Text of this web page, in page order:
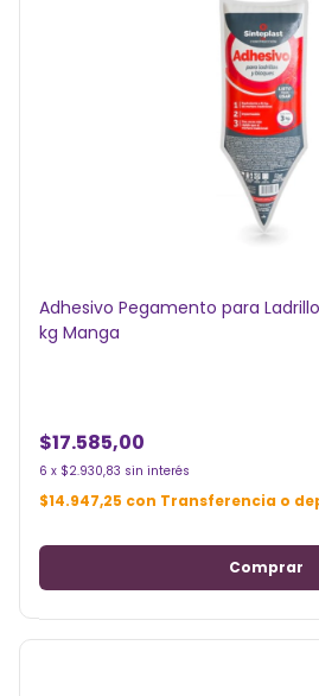
Adhesivo Pegamento para
kg Manga
$17.585,00
6 x $2.930,83 sin interés
$14.947,25 con Transferencia o